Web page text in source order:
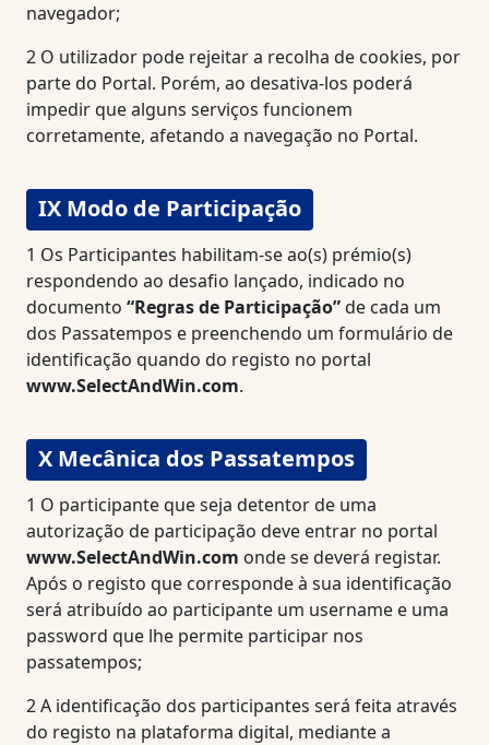
navegador;
2 O utilizador pode rejeitar a recolha de cookies, por
parte do Portal. Porém, ao desativa-los poderá
impedir que alguns serviços funcionem
corretamente, afetando a navegação no Portal.
IX Modo de Participação
1 Os Participantes habilitam-se ao(s) prémio(s)
respondendo ao desafio lançado, indicado no
documento “Regras de Participação”de cada um
dos Passatempos e preenchendo um formulário de
identificação quando do registo no portal
www.SelectAndWin.com.
X Mecânica dos Passatempos
1 O participante que seja detentor de uma
autorização de participação deve entrar no portal
www.SelectAndWin.com onde se deverá registar.
Após o registo que corresponde à sua identificação
será atribuído ao participante um username e uma
password que lhe permite participar nos
passatempos;
2A identificação dos participantes será feita através
do registo na plataforma digital, mediante a